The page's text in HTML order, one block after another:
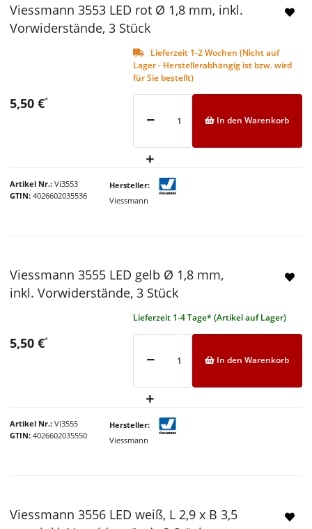
Viessmann 3553 LED rot Ø 1,8 mm, inkl.
Vorwiderstände, 3 Stück
Lieferzeit 1-2 Wochen (Nicht auf
Lager - Herstellerabhängig ist bzw. wird
für Sie bestellt)
Artikel Nr. Vi3553
GTIN 4026602035536
Hersteller
Viessmann
5,50 €*
In den Warenkorb
Viessmann 3555 LED gelb Ø 1,8 mm,
inkl. Vorwiderstände, 3 Stück
Lieferzeit 1-4 Tage* (Artikel auf Lager)
Artikel Nr. Vi3555
GTIN 4026602035550
Hersteller
Viessmann
5,50 €*
In den Warenkorb
Viessmann 3556 LED weiß, L 2,9 x B 3,5